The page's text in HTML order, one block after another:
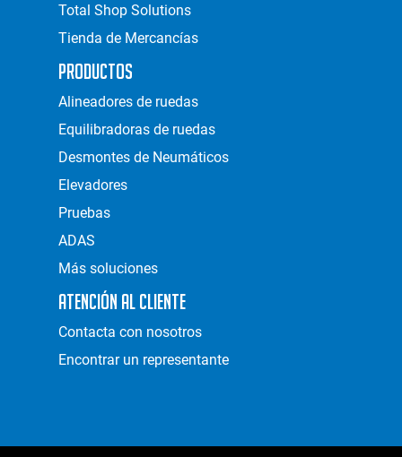
Total Shop Solutions
Tienda de Mercancías
Productos
Alineadores de ruedas
Equilibradoras de ruedas
Desmontes de Neumáticos
Elevadores
Pruebas
ADAS
Más soluciones
Atención al Cliente
Contacta con nosotros
Encontrar un representante